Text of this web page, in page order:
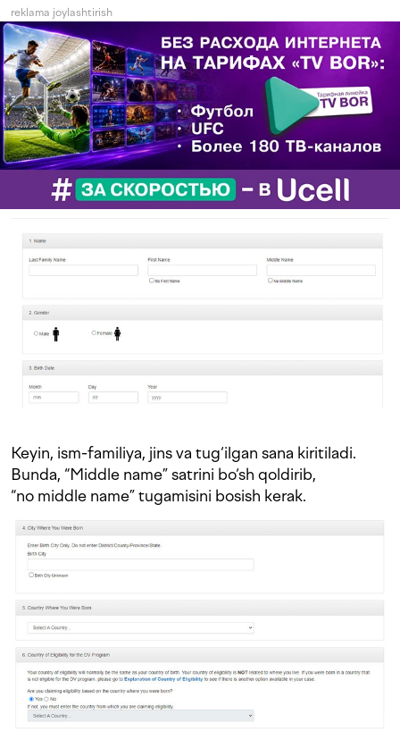
reklama joylashtirish
Keyin, ism-familiya, jins va tug‘ilgan sana kiritiladi.
Bunda, “Middle name” satrini bo‘sh qoldirib,
“no middle name” tugamisini bosish kerak.